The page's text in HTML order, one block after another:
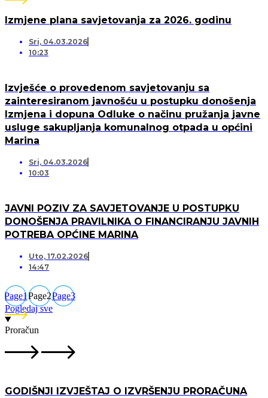
Izmjene plana savjetovanja za 2026. godinu
Sri, 04.03.2026
10:23
Izvješće o provedenom savjetovanju sa
zainteresiranom javnošću u postupku donošenja
Izmjena i dopuna Odluke o načinu pružanja javne
usluge sakupljanja komunalnog otpada u općini
Marina
Sri, 04.03.2026
10:03
JAVNI POZIV ZA SAVJETOVANJE U POSTUPKU
DONOŠENJA PRAVILNIKA O FINANCIRANJU JAVNIH
POTREBA OPĆINE MARINA
Uto, 17.02.2026
14:47
Page1Page2Page3
Pogledaj sve
Proračun
GODIŠNJI IZVJEŠTAJ O IZVRŠENJU PRORAČUNA